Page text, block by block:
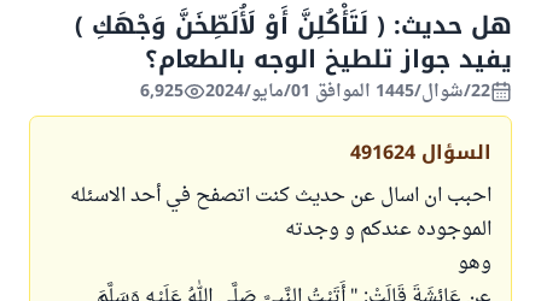
هل حديث: ( لَتَأْكُلِنَّ أَوْ لَأُلَطِّخَنَّ وَجْهَكِ )
يفيد جواز تلطيخ الوجه بالطعام؟
22/شوال/1445 الموافق 01/مايو/2024 6,925
السؤال 491624
احبب ان اسال عن حديث كنت اتصفح في أحد الاسئله
الموجوده عندكم و وجدته
وهو